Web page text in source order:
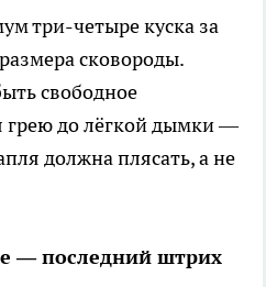
три-четыре куска за
сковороды.
свободное
грею до лёгкой дымки —
должна плясать, а не
— последний штрих